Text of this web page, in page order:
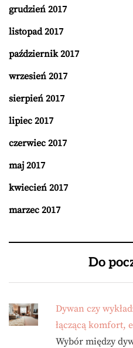
grudzień 2017
listopad 2017
październik 2017
wrzesień 2017
sierpień 2017
lipiec 2017
czerwiec 2017
maj 2017
kwiecień 2017
marzec 2017
Do
Dywan czy
łączącą komfort,
Wybór między